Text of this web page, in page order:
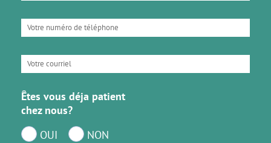
Êtes vous déja patient
chez nous?
OUI
NON